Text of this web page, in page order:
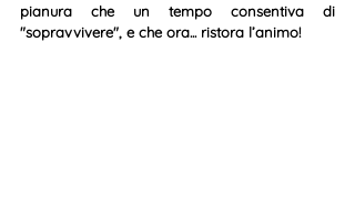
pianura che un tempo consentiva di
"sopravvivere", e che ora... ristora l’animo!